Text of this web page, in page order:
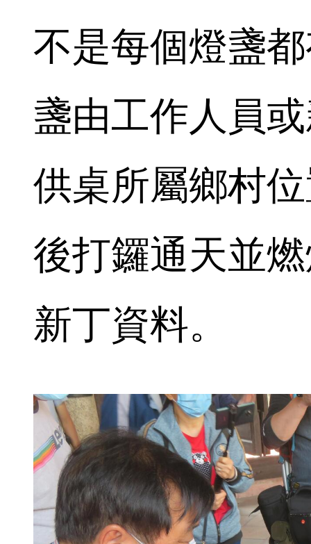
不是每個燈盞
盞由工作人員
供桌所屬鄉村
後打鑼通天並
新丁資料。